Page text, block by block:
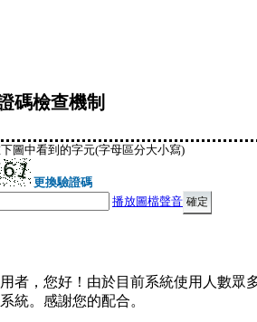
碼檢查機制
圖中看到的字元(字母區分大小寫)
更換驗證碼
播放圖檔聲音
者，您好！由於目前系統使用人數眾
統。感謝您的配合。